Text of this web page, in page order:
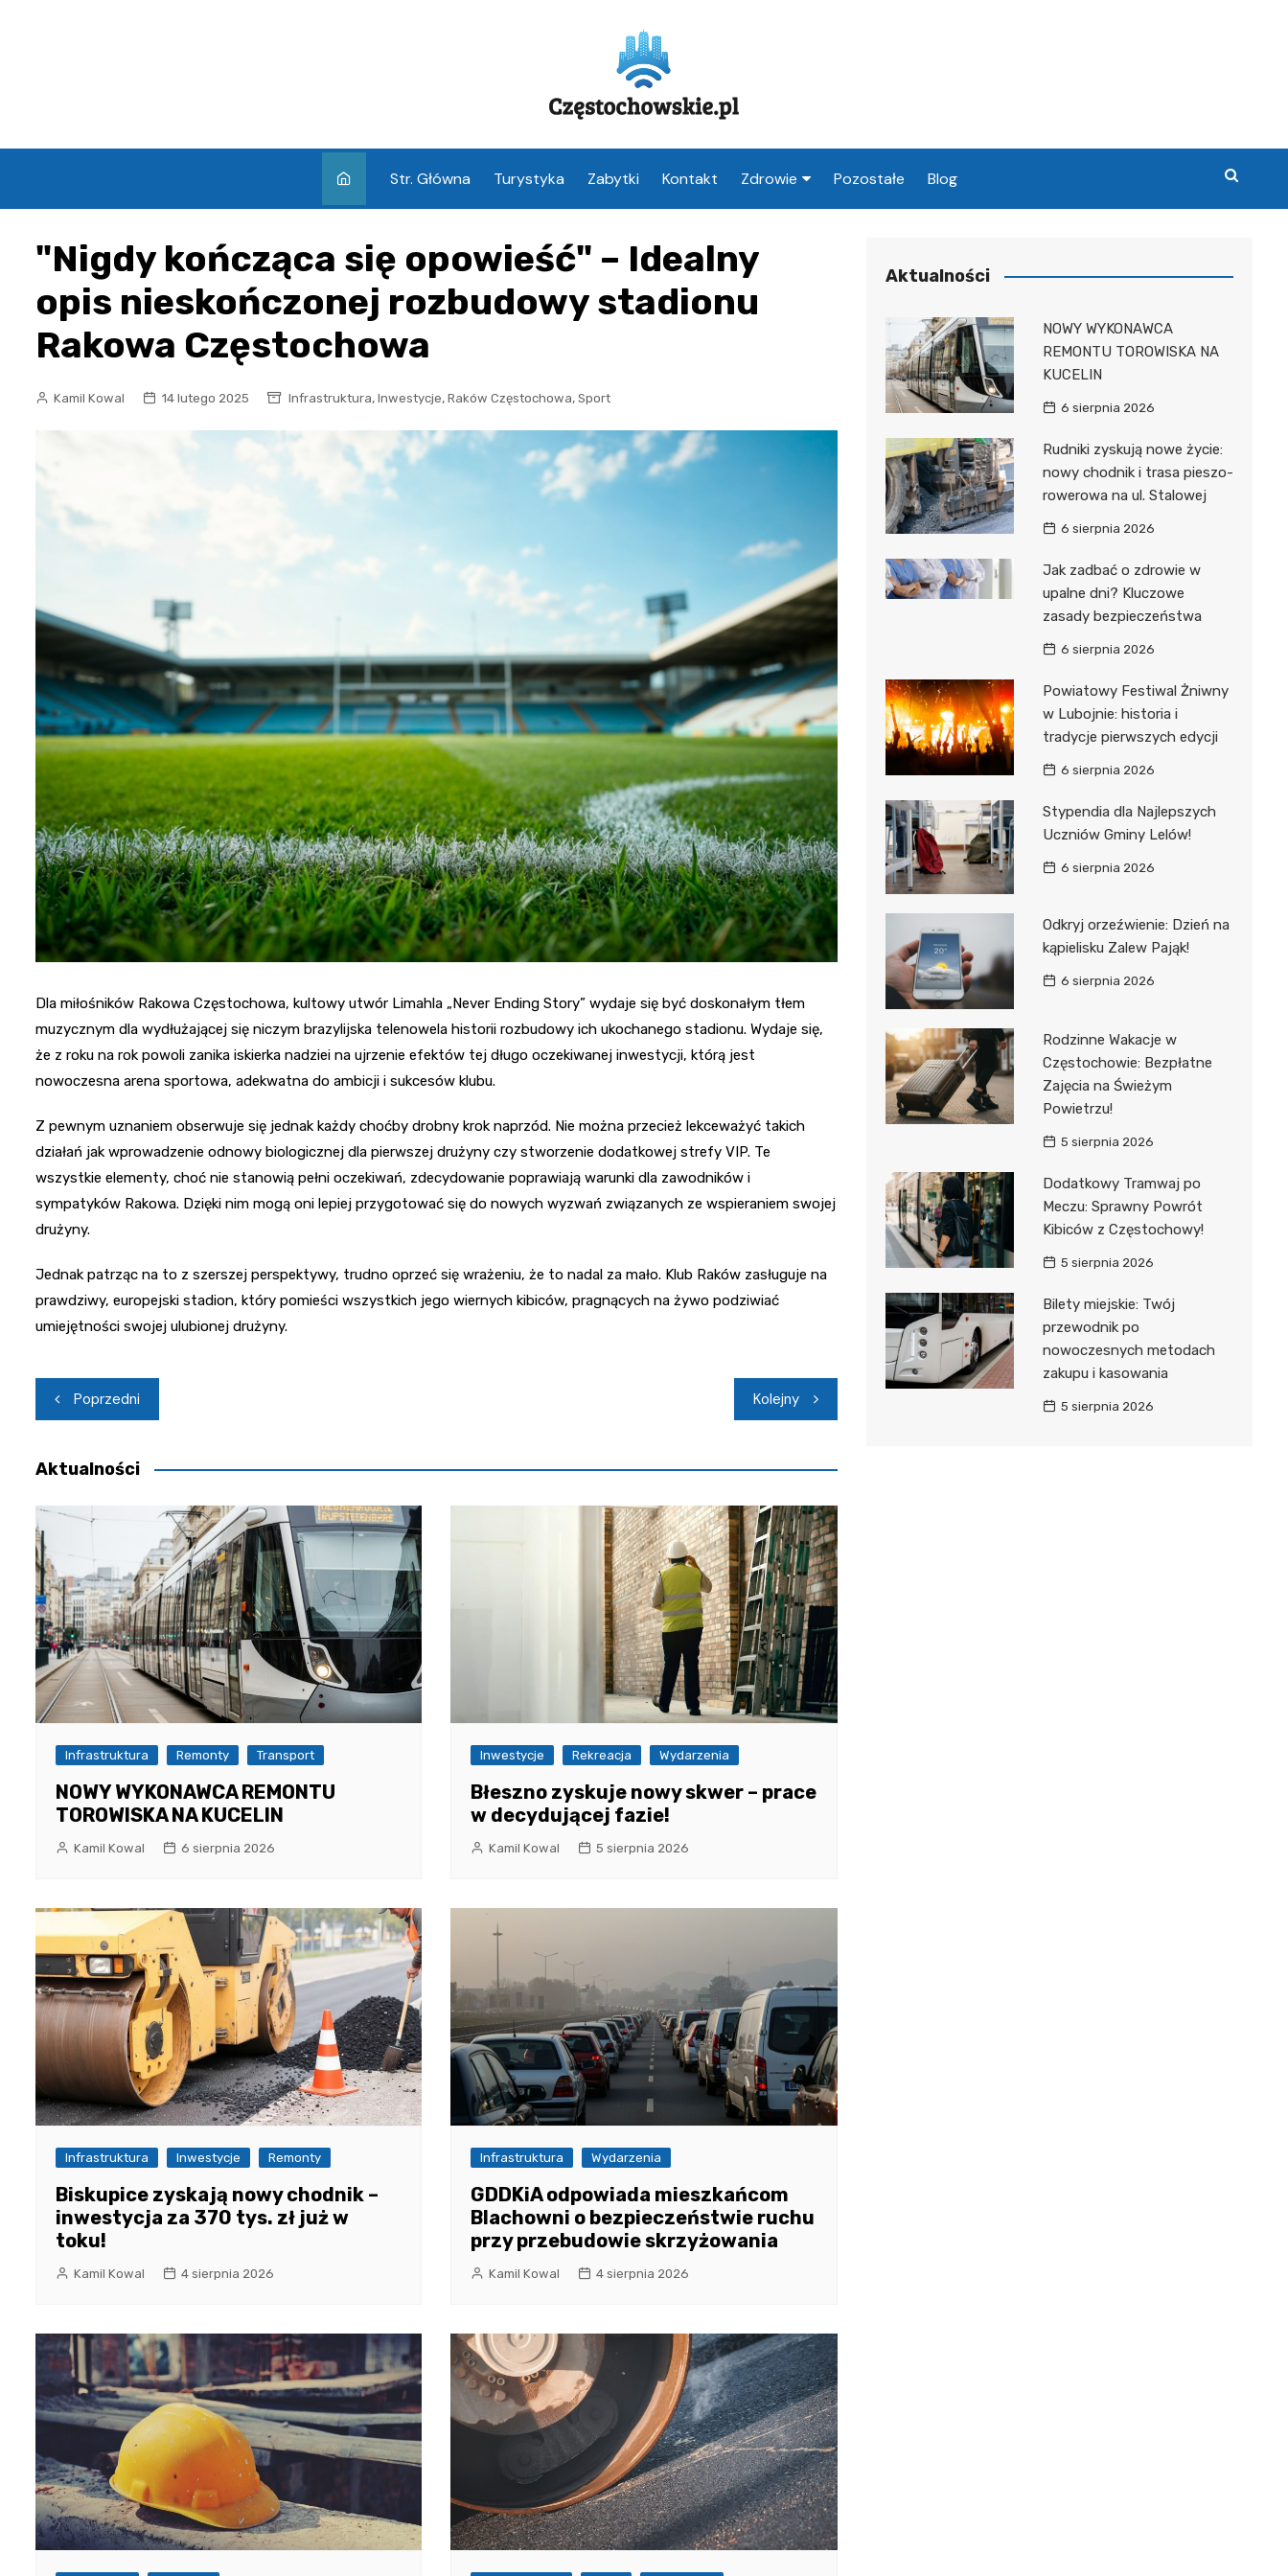
Str. Główna Turystyka Zabytki Kontakt Zdrowie
Weterynarz
Lekarz Częstochowa
Pozostałe Blog
"Nigdy kończąca się opowieść" – Idealny
opis nieskończonej rozbudowy stadionu
Rakowa Częstochowa
Kamil Kowal 14 lutego 2025 Infrastruktura, Inwestycje, Raków Częstochowa, Sport
Dla miłośników Rakowa Częstochowa, kultowy utwór Limahla „Never Ending Story” wydaje się być doskonałym tłem
muzycznym dla wydłużającej się niczym brazylijska telenowela historii rozbudowy ich ukochanego stadionu. Wydaje się,
że z roku na rok powoli zanika iskierka nadziei na ujrzenie efektów tej długo oczekiwanej inwestycji, którą jest
nowoczesna arena sportowa, adekwatna do ambicji i sukcesów klubu.
Z pewnym uznaniem obserwuje się jednak każdy choćby drobny krok naprzód. Nie można przecież lekceważyć takich
działań jak wprowadzenie odnowy biologicznej dla pierwszej drużyny czy stworzenie dodatkowej strefy VIP. Te
wszystkie elementy, choć nie stanowią pełni oczekiwań, zdecydowanie poprawiają warunki dla zawodników i
sympatyków Rakowa. Dzięki nim mogą oni lepiej przygotować się do nowych wyzwań związanych ze wspieraniem swojej
drużyny.
Jednak patrząc na to z szerszej perspektywy, trudno oprzeć się wrażeniu, że to nadal za mało. Klub Raków zasługuje na
prawdziwy, europejski stadion, który pomieści wszystkich jego wiernych kibiców, pragnących na żywo podziwiać
umiejętności swojej ulubionej drużyny.
Nawigacja
wpisu
Poprzedni Kolejny
Aktualności
Infrastruktura Remonty Transport
NOWY WYKONAWCA REMONTU
TOROWISKA NA KUCELIN
Kamil Kowal 6 sierpnia 2026
Inwestycje Rekreacja Wydarzenia
Błeszno zyskuje nowy skwer – prace
w decydującej fazie!
Kamil Kowal 5 sierpnia 2026
Infrastruktura Inwestycje Remonty
Biskupice zyskają nowy chodnik –
inwestycja za 370 tys. zł już w
toku!
Kamil Kowal 4 sierpnia 2026
Infrastruktura Wydarzenia
GDDKiA odpowiada mieszkańcom
Blachowni o bezpieczeństwie ruchu
przy przebudowie skrzyżowania
Kamil Kowal 4 sierpnia 2026
Aktualności
NOWY WYKONAWCA
REMONTU TOROWISKA NA
KUCELIN
6 sierpnia 2026
Rudniki zyskują nowe życie:
nowy chodnik i trasa pieszo-
rowerowa na ul. Stalowej
6 sierpnia 2026
Jak zadbać o zdrowie w
upalne dni? Kluczowe
zasady bezpieczeństwa
6 sierpnia 2026
Powiatowy Festiwal Żniwny
w Lubojnie: historia i
tradycje pierwszych edycji
6 sierpnia 2026
Stypendia dla Najlepszych
Uczniów Gminy Lelów!
6 sierpnia 2026
Odkryj orzeźwienie: Dzień na
kąpielisku Zalew Pająk!
6 sierpnia 2026
Rodzinne Wakacje w
Częstochowie: Bezpłatne
Zajęcia na Świeżym
Powietrzu!
5 sierpnia 2026
Dodatkowy Tramwaj po
Meczu: Sprawny Powrót
Kibiców z Częstochowy!
5 sierpnia 2026
Bilety miejskie: Twój
przewodnik po
nowoczesnych metodach
zakupu i kasowania
5 sierpnia 2026